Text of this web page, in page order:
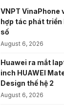
VNPT VinaPhone
hợp tác phát triển
số
August 6, 2026
Huawei ra mắt
inch HUAWEI
Design thế hệ 2
August 6, 2026